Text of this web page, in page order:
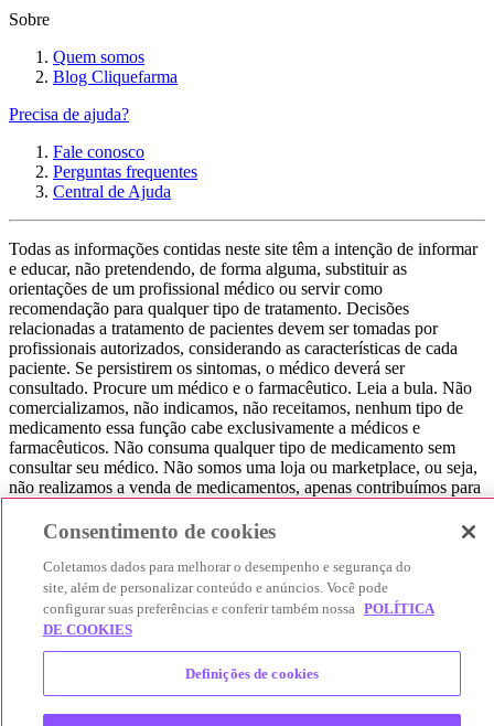
Sobre
Quem somos
Blog Cliquefarma
Precisa de ajuda?
Fale conosco
Perguntas frequentes
Central de Ajuda
Todas as informações contidas neste site têm a intenção de informar
e educar, não pretendendo, de forma alguma, substituir as
orientações de um profissional médico ou servir como
recomendação para qualquer tipo de tratamento. Decisões
relacionadas a tratamento de pacientes devem ser tomadas por
profissionais autorizados, considerando as características de cada
paciente. Se persistirem os sintomas, o médico deverá ser
consultado. Procure um médico e o farmacêutico. Leia a bula. Não
comercializamos, não indicamos, não receitamos, nenhum tipo de
medicamento essa função cabe exclusivamente a médicos e
farmacêuticos. Não consuma qualquer tipo de medicamento sem
consultar seu médico. Não somos uma loja ou marketplace, ou seja,
não realizamos a venda de medicamentos, apenas contribuímos para
produtos farmacêuticos. Contribuímos e damos auxílio para que sua
acontece nos sites das nossas lojas parceiras.
© 2025 Afya Participações S.A. - todos os direitos reservados.
Alameda Lorena, 269 - Jardim Paulista - São Paulo / SP - CEP.:
Consentimento de cookies
Coletamos dados para melhorar o desempenho e segurança do
site, além de personalizar conteúdo e anúncios. Você pode
configurar suas preferências e conferir também nossa POLÍTICA
DE COOKIES
Definições de cookies